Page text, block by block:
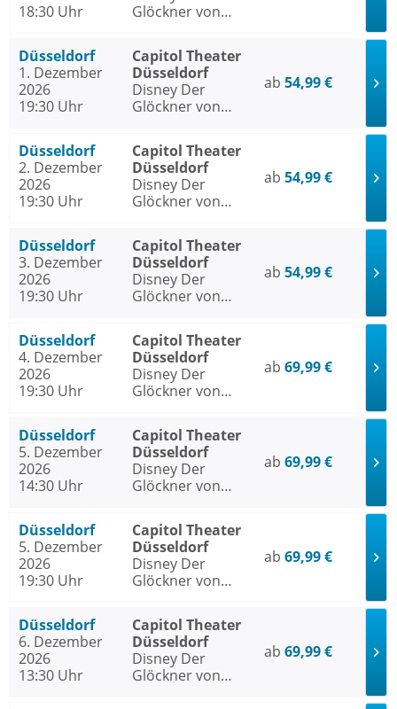
18:30 Uhr
Glöckner von
Düsseldorf
1. Dezember
2026
19:30 Uhr
Capitol Theater
Düsseldorf
Disney Der
Glöckner von
ab 54,99 €
Düsseldorf
2. Dezember
2026
19:30 Uhr
Capitol Theater
Düsseldorf
Disney Der
Glöckner von
ab 54,99 €
Düsseldorf
3. Dezember
2026
19:30 Uhr
Capitol Theater
Düsseldorf
Disney Der
Glöckner von
ab 54,99 €
Düsseldorf
4. Dezember
2026
19:30 Uhr
Capitol Theater
Düsseldorf
Disney Der
Glöckner von
ab 69,99 €
Düsseldorf
5. Dezember
2026
14:30 Uhr
Capitol Theater
Düsseldorf
Disney Der
Glöckner von
ab 69,99 €
Düsseldorf
5. Dezember
2026
19:30 Uhr
Capitol Theater
Düsseldorf
Disney Der
Glöckner von
ab 69,99 €
Düsseldorf
6. Dezember
2026
13:30 Uhr
Capitol Theater
Düsseldorf
Disney Der
Glöckner von
ab 69,99 €